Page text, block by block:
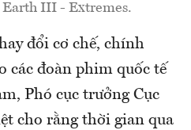
III - Extremes.
đổi cơ chế, chính
các đoàn phim quốc tế
Phó cục trưởng Cục
cho rằng thời gian qua